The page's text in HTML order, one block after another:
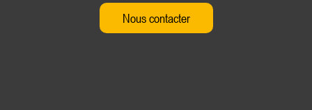
Nous contacter